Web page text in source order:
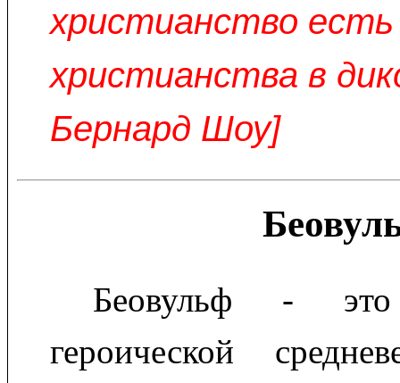
христианство
христианства в
Бернард Шоу]
Беовульф - это
героической